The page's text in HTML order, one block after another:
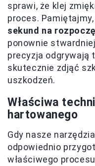
sprawi, że klej
proces.
sekund na
ponownie
precyzja odgrywają
skutecznie zdjąć
uszkodzeń.
Właściwa
hartowanego
Gdy nasze
odpowiednio
właściwego